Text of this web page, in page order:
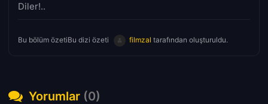
Diler!..
Bu bölüm özetiBu dizi özeti filmzal tarafından oluşturuldu.
Yorumlar (0)